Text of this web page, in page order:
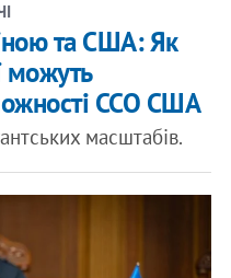
та США: Як
можуть
ССО США
масштабів.